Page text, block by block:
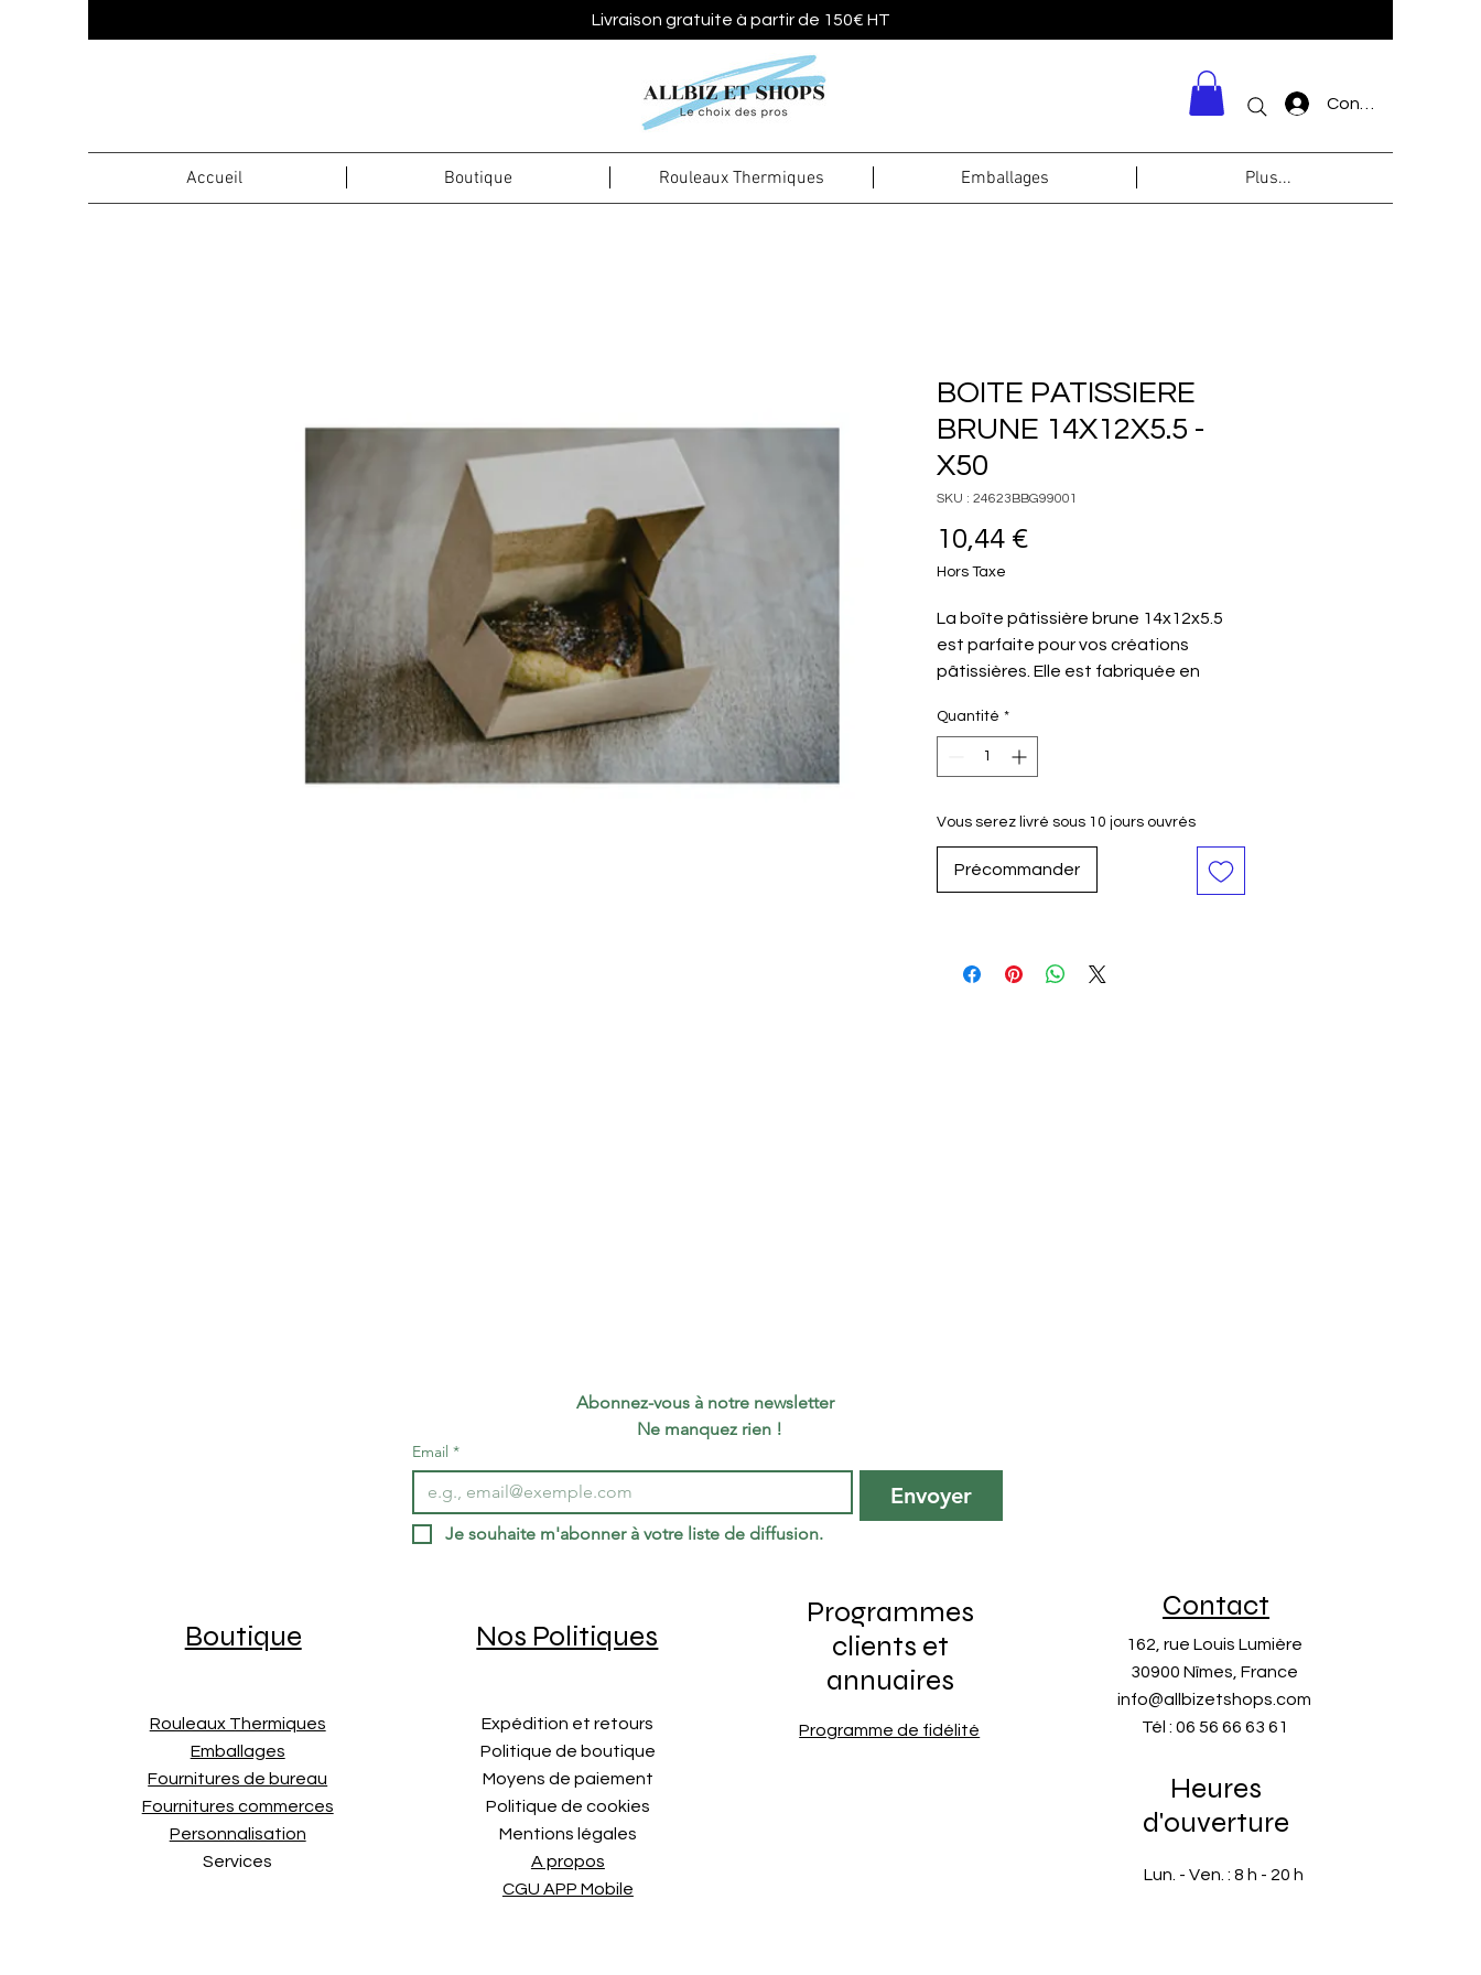
Livraison gratuite à partir de 150€ HT
Connexion
Accueil Boutique Rouleaux Thermiques Emballages Plus...
BOITE PATISSIERE
BRUNE 14X12X5.5 -
X50
SKU : 24623BBG99001
10,44 €Prix
Hors Taxe
La boîte pâtissière brune 14x12x5.5
est parfaite pour vos créations
pâtissières. Elle est fabriquée en
brun. La boîte est solide et Convient
parfaitement pour les pâtissiers. Avec
ses dimensions de 14x12x5,5 cm, elle
tartes.
Pays de fabrication
Contenu par colis
Quantité *
Vous serez livré sous 10 jours ouvrés
Précommander
Abonnez-vous à notre newsletter
Ne manquez rien !
Email *
Envoyer
Je souhaite m'abonner à votre liste de diffusion.
Boutique
Rouleaux Thermiques
Emballages
Fournitures de bureau
Fournitures commerces
Personnalisation
Services
Nos Politiques
Expédition et retours
Politique de boutique
Moyens de paiement
Politique de cookies
Mentions légales
A propos
CGU APP Mobile
Programmes
clients et
annuaires
Programme de fidélité
Contact
162, rue Louis Lumière
30900 Nîmes, France
info@allbizetshops.com
Tél : 06 56 66 63 61
Heures
d'ouverture
Lun. - Ven. : 8 h - 20 h